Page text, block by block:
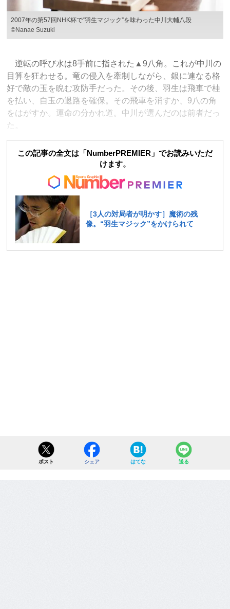
2007年の第57回NHK杯で“羽生マジック”を味わった中川大輔八段
©Nanae Suzuki
逆転の呼び水は8手前に指された▲9八角。これが中川の
目算を狂わせる。竜の侵入を牽制しながら、銀に連なる格
好で敵の玉を睨む攻防手だった。その後、羽生は飛車で桂
を払い、自玉の退路を確保。その飛車を消すか、9八の角
をはがすか。運命の分かれ道。中川が選んだのは前者だっ
た。
この記事の全文は「NumberPREMIER」でお読みいただ
けます。
［3人の対局者が明かす］魔術の残
像。“羽生マジック”をかけられて
ポスト シェア はてな 送る